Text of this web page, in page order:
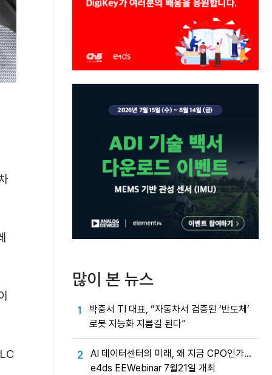
많이 본 뉴스
1
박중서 TI 대표, “자동차서 검증된 ‘반도체’
로봇 지능화 지름길 된다”
2
AI 데이터센터의 미래, 왜 지금 CPO인가…
e4ds EEWebinar 7월21일 개최